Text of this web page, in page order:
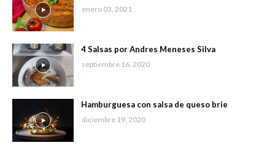
enero 03, 2021
4 Salsas por Andres Meneses Silva
septiembre 16, 2020
Hamburguesa con salsa de queso brie
diciembre 19, 2020